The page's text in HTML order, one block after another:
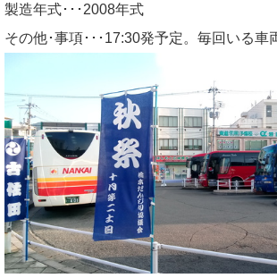
製造年式･･･2008年式
その他･事項･･･17:30発予定。毎回いる車